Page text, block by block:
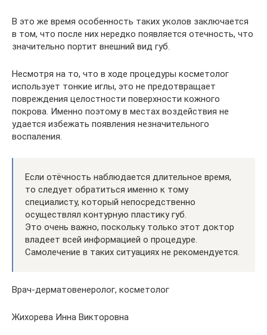
В это же время особенность таких уколов заключается
в том, что после них нередко появляется отечность, что
значительно портит внешний вид губ.
Несмотря на то, что в ходе процедуры косметолог
использует тонкие иглы, это не предотвращает
повреждения целостности поверхности кожного
покрова. Именно поэтому в местах воздействия не
удается избежать появления незначительного
воспаления.
Если отёчность наблюдается длительное время,
то следует обратиться именно к тому
специалисту, который непосредственно
осуществлял контурную пластику губ.
Это очень важно, поскольку только этот доктор
владеет всей информацией о процедуре.
Самолечение в таких ситуациях не рекомендуется.
Врач-дерматовенеролог, косметолог
Жихорева Инна Викторовна